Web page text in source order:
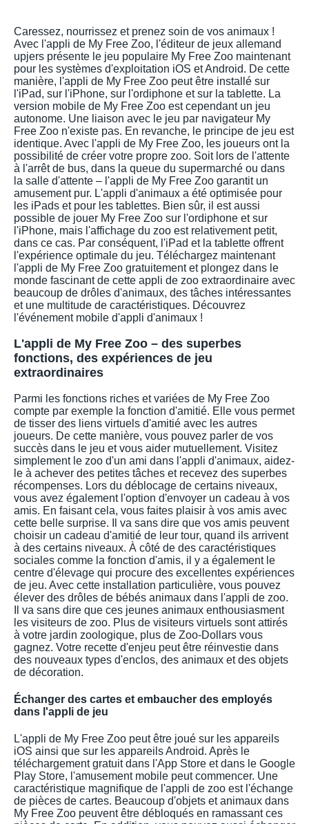
Caressez, nourrissez et prenez soin de vos animaux !
Avec l'appli de My Free Zoo, l'éditeur de jeux allemand
upjers présente le jeu populaire My Free Zoo maintenant
pour les systèmes d'exploitation iOS et Android. De cette
manière, l'appli de My Free Zoo peut être installé sur
l'iPad, sur l'iPhone, sur l'ordiphone et sur la tablette. La
version mobile de My Free Zoo est cependant un jeu
autonome. Une liaison avec le jeu par navigateur My
Free Zoo n'existe pas. En revanche, le principe de jeu est
identique. Avec l'appli de My Free Zoo, les joueurs ont la
possibilité de créer votre propre zoo. Soit lors de l'attente
à l'arrêt de bus, dans la queue du supermarché ou dans
la salle d'attente – l'appli de My Free Zoo garantit un
amusement pur. L'appli d'animaux a été optimisée pour
les iPads et pour les tablettes. Bien sûr, il est aussi
possible de jouer My Free Zoo sur l'ordiphone et sur
l'iPhone, mais l'affichage du zoo est relativement petit,
dans ce cas. Par conséquent, l'iPad et la tablette offrent
l'expérience optimale du jeu. Téléchargez maintenant
l'appli de My Free Zoo gratuitement et plongez dans le
monde fascinant de cette appli de zoo extraordinaire avec
beaucoup de drôles d'animaux, des tâches intéressantes
et une multitude de caractéristiques. Découvrez
l'événement mobile d'appli d'animaux !
L'appli de My Free Zoo – des superbes
fonctions, des expériences de jeu
extraordinaires
Parmi les fonctions riches et variées de My Free Zoo
compte par exemple la fonction d'amitié. Elle vous permet
de tisser des liens virtuels d'amitié avec les autres
joueurs. De cette manière, vous pouvez parler de vos
succès dans le jeu et vous aider mutuellement. Visitez
simplement le zoo d'un ami dans l'appli d'animaux, aidez-
le à achever des petites tâches et recevez des superbes
récompenses. Lors du déblocage de certains niveaux,
vous avez également l'option d'envoyer un cadeau à vos
amis. En faisant cela, vous faites plaisir à vos amis avec
cette belle surprise. Il va sans dire que vos amis peuvent
choisir un cadeau d'amitié de leur tour, quand ils arrivent
à des certains niveaux. À côté de des caractéristiques
sociales comme la fonction d'amis, il y a également le
centre d'élevage qui procure des excellentes expériences
de jeu. Avec cette installation particulière, vous pouvez
élever des drôles de bébés animaux dans l'appli de zoo.
Il va sans dire que ces jeunes animaux enthousiasment
les visiteurs de zoo. Plus de visiteurs virtuels sont attirés
à votre jardin zoologique, plus de Zoo-Dollars vous
gagnez. Votre recette d'enjeu peut être réinvestie dans
des nouveaux types d'enclos, des animaux et des objets
de décoration.
Échanger des cartes et embaucher des employés
dans l'appli de jeu
L'appli de My Free Zoo peut être joué sur les appareils
iOS ainsi que sur les appareils Android. Après le
téléchargement gratuit dans l'App Store et dans le Google
Play Store, l'amusement mobile peut commencer. Une
caractéristique magnifique de l'appli de zoo est l'échange
de pièces de cartes. Beaucoup d'objets et animaux dans
My Free Zoo peuvent être débloqués en ramassant ces